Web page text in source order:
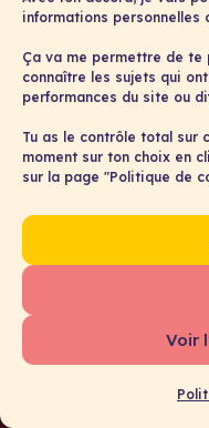
informations
Ça va me permettre de te
connaître les sujets qui
performances du site ou
Tu as le contrôle total sur
moment sur ton choix en
sur la page "Politique de
Voir
⭐ Une
pour les
jamais
⭐ Accès aux
1 tableau
1
⭐Des